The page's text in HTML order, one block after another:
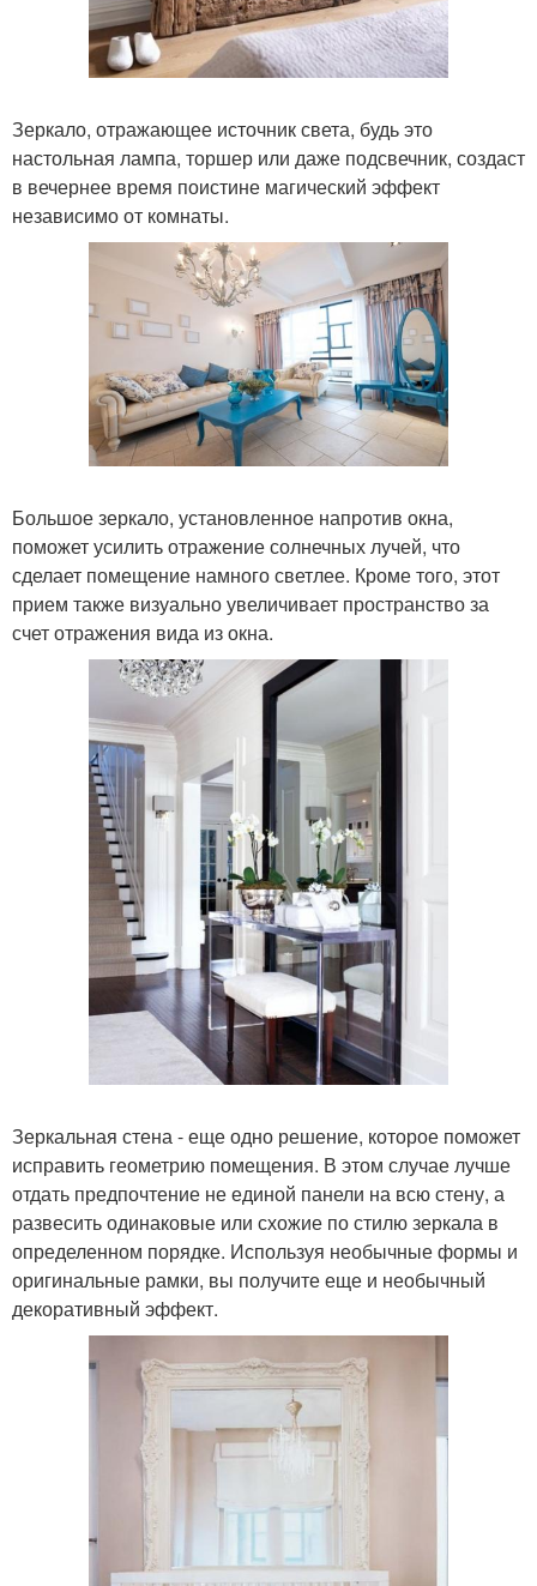
Зеркало, отражающее источник света, будь это
настольная лампа, торшер или даже подсвечник, создаст
в вечернее время поистине магический эффект
независимо от комнаты.
Большое зеркало, установленное напротив окна,
поможет усилить отражение солнечных лучей, что
сделает помещение намного светлее. Кроме того, этот
прием также визуально увеличивает пространство за
счет отражения вида из окна.
Зеркальная стена - еще одно решение, которое поможет
исправить геометрию помещения. В этом случае лучше
отдать предпочтение не единой панели на всю стену, а
развесить одинаковые или схожие по стилю зеркала в
определенном порядке. Используя необычные формы и
оригинальные рамки, вы получите еще и необычный
декоративный эффект.